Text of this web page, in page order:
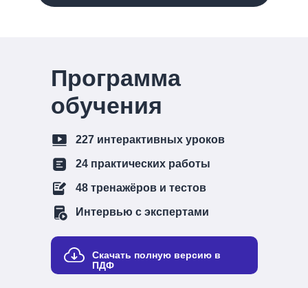
Программа
обучения
24 практических работы
227 интерактивных уроков
Скачать полную версию в
ПДФ
48 тренажёров и тестов
Интервью с экспертами